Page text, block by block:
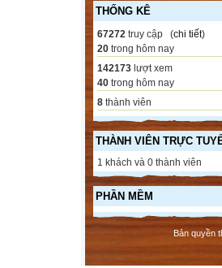
THỐNG KÊ
67272 truy cập (chi tiết)
20 trong hôm nay
142173 lượt xem
40 trong hôm nay
8 thành viên
THÀNH VIÊN TRỰC
1 khách và 0 thành viên
PHẦN MỀM
Bản quyền